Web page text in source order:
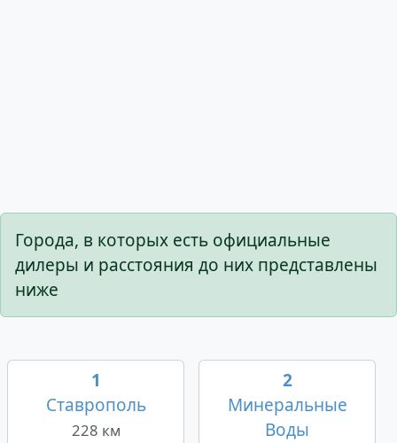
Города, в которых есть официальные
дилеры и расстояния до них представлены
ниже
1
Ставрополь
228 км
2
Минеральные
Воды